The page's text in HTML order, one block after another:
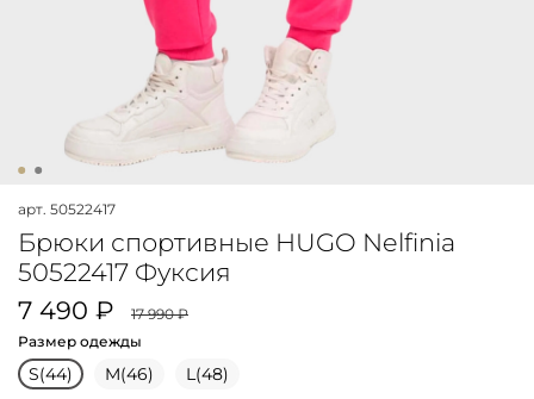
арт. 50522417
Брюки спортивные HUGO Nelfinia
50522417 Фуксия
7 490 ₽
17 990 ₽
Размер одежды
S(44) M(46) L(48)